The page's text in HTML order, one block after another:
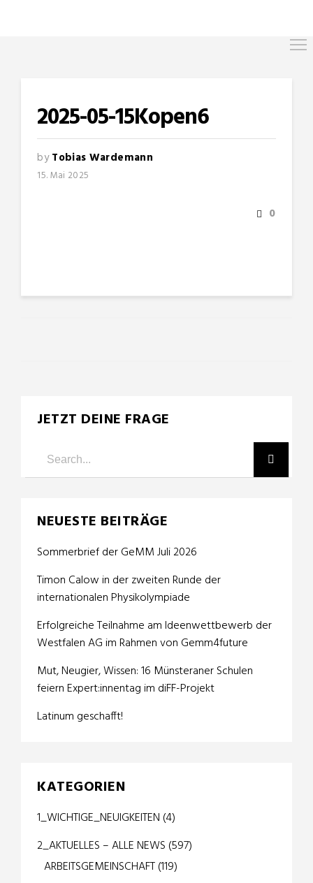
2025-05-15Kopen6
byTobias Wardemann
15. Mai 2025
0
JETZT DEINE FRAGE
NEUESTE BEITRÄGE
Sommerbrief der GeMM Juli 2026
Timon Calow in der zweiten Runde der
internationalen Physikolympiade
Erfolgreiche Teilnahme am Ideenwettbewerb der
Westfalen AG im Rahmen von Gemm4future
Mut, Neugier, Wissen: 16 Münsteraner Schulen
feiern Expert:innentag im diFF-Projekt
Latinum geschafft!
KATEGORIEN
1_WICHTIGE_NEUIGKEITEN (4)
2_AKTUELLES – ALLE NEWS (597)
ARBEITSGEMEINSCHAFT(119)